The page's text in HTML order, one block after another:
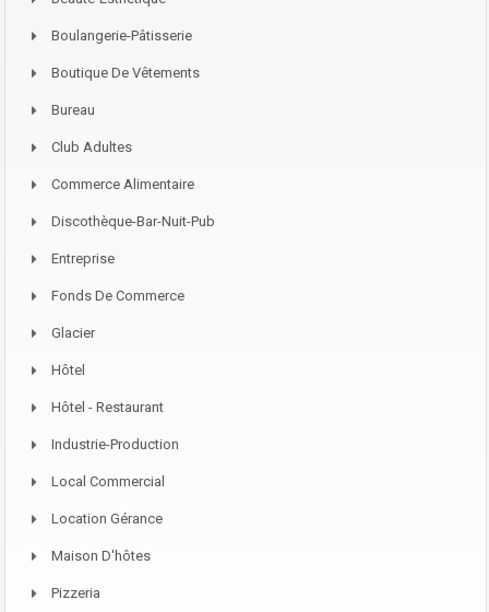
Boulangerie-Pâtisserie
Boutique De Vêtements
Bureau
Club Adultes
Commerce Alimentaire
Discothèque-Bar-Nuit-Pub
Entreprise
Fonds De Commerce
Glacier
Hôtel
Hôtel - Restaurant
Industrie-Production
Local Commercial
Location Gérance
Maison D'hôtes
Pizzeria